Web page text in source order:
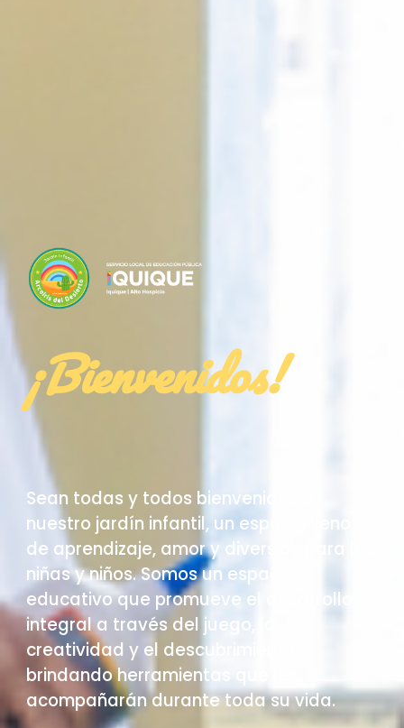
¡Bienvenidos!
Sean todas y todos bienvenidos a
nuestro jardín infantil, un espacio lleno
de aprendizaje, amor y diversión para las
niñas y niños. Somos un espacio
educativo que promueve el desarrollo
integral a través del juego, la
creatividad y el descubrimiento,
brindando herramientas que les
acompañarán durante toda su vida.